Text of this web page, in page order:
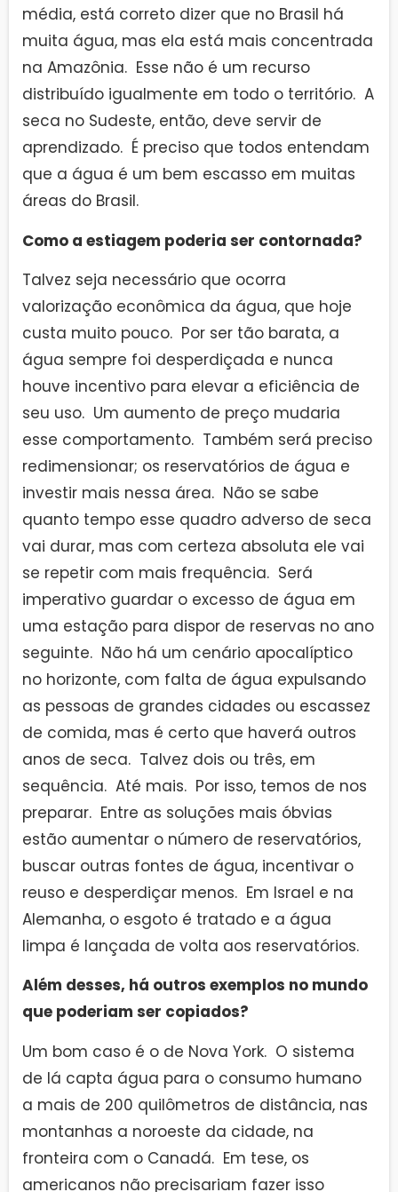
média, está correto dizer que no Brasil há
muita água, mas ela está mais concentrada
na Amazônia. Esse não é um recurso
distribuído igualmente em todo o território. A
seca no Sudeste, então, deve servir de
aprendizado. É preciso que todos entendam
que a água é um bem escasso em muitas
áreas do Brasil.
Como a estiagem poderia ser contornada?
Talvez seja necessário que ocorra
valorização econômica da água, que hoje
custa muito pouco. Por ser tão barata, a
água sempre foi desperdiçada e nunca
houve incentivo para elevar a eficiência de
seu uso. Um aumento de preço mudaria
esse comportamento. Também será preciso
redimensionar; os reservatórios de água e
investir mais nessa área. Não se sabe
quanto tempo esse quadro adverso de seca
vai durar, mas com certeza absoluta ele vai
se repetir com mais frequência. Será
imperativo guardar o excesso de água em
uma estação para dispor de reservas no ano
seguinte. Não há um cenário apocalíptico
no horizonte, com falta de água expulsando
as pessoas de grandes cidades ou escassez
de comida, mas é certo que haverá outros
anos de seca. Talvez dois ou três, em
sequência. Até mais. Por isso, temos de nos
preparar. Entre as soluções mais óbvias
estão aumentar o número de reservatórios,
buscar outras fontes de água, incentivar o
reuso e desperdiçar menos. Em Israel e na
Alemanha, o esgoto é tratado e a água
limpa é lançada de volta aos reservatórios.
Além desses, há outros exemplos no mundo
que poderiam ser copiados?
Um bom caso é o de Nova York. O sistema
de lá capta água para o consumo humano
a mais de 200 quilômetros de distância, nas
montanhas a noroeste da cidade, na
fronteira com o Canadá. Em tese, os
americanos não precisariam fazer isso